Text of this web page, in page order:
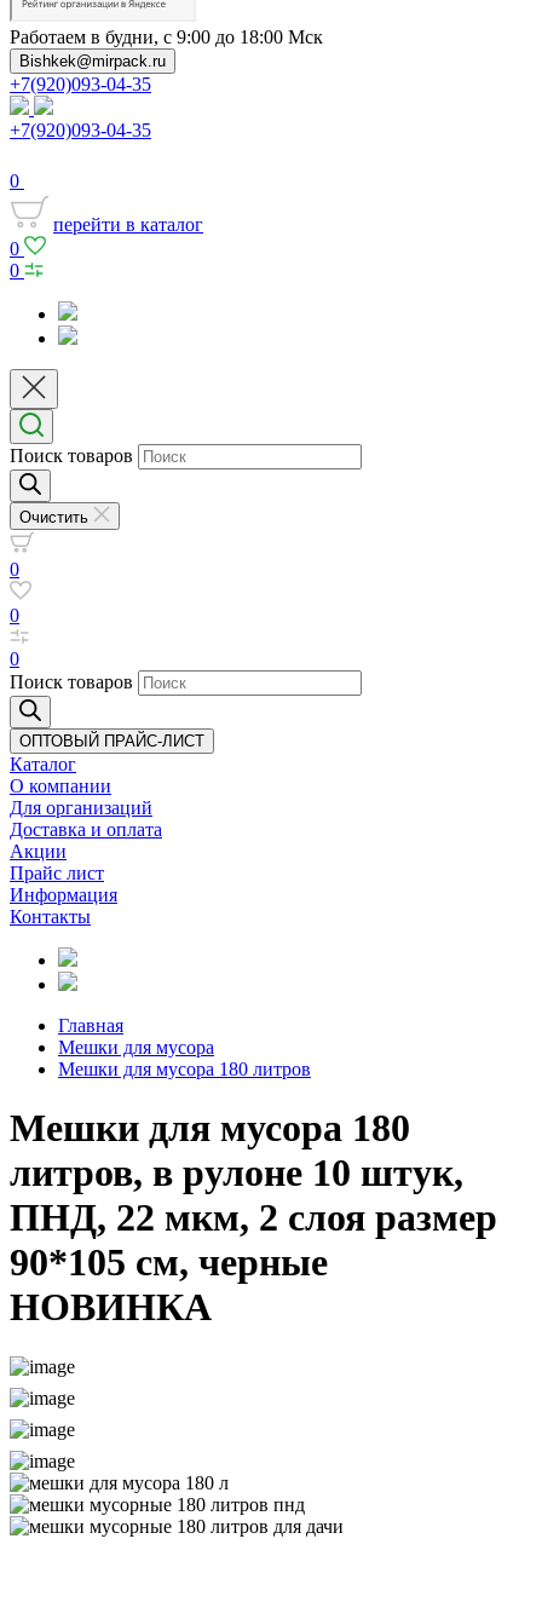
Работаем в будни, с 9:00 до 18:00 Мск
Bishkek@mirpack.ru
+7(920)093-04-35
+7(920)093-04-35
0
перейти в каталог
0
0
Поиск товаров
Очистить
0
0
0
Поиск товаров
ОПТОВЫЙ ПРАЙС-ЛИСТ
Каталог
О компании
Для организаций
Доставка и оплата
Акции
Прайс лист
Информация
Контакты
Главная
Мешки для мусора
Мешки для мусора 180 литров
Мешки для мусора 180
литров, в рулоне 10 штук,
ПНД, 22 мкм, 2 слоя размер
90*105 см, черные
НОВИНКА